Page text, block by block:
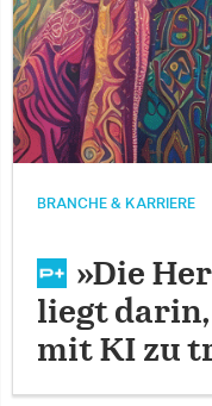
BRANCHE & KARRIERE
»Die
liegt
mit KI zu